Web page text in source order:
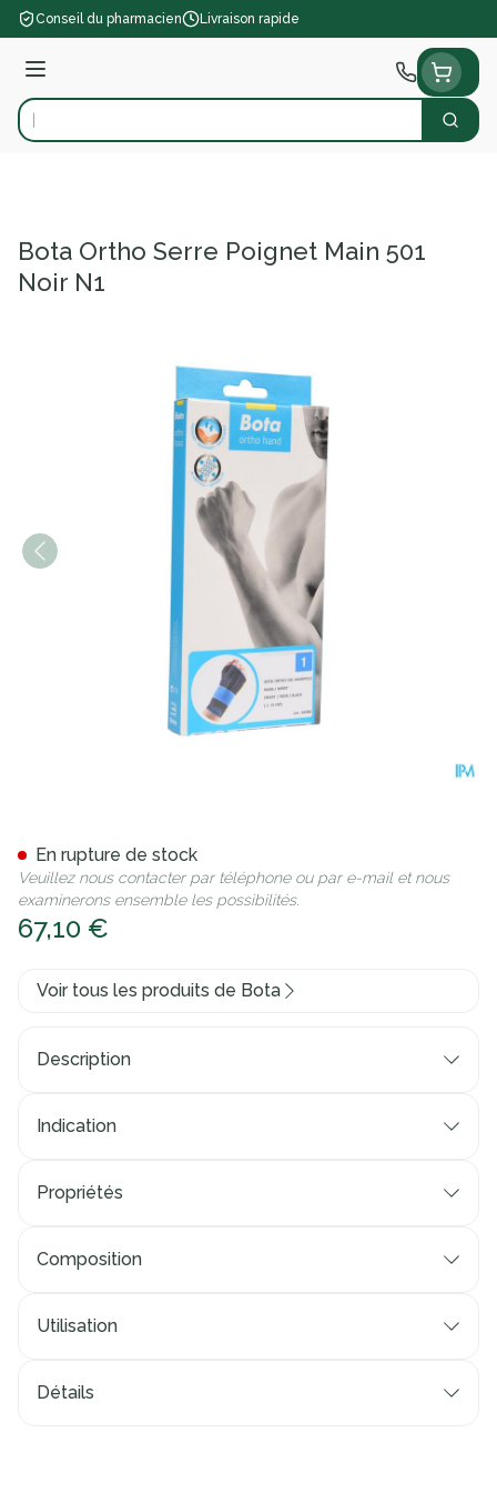
Aller au contenu
Conseil du pharmacien Livraison rapide
Menu
Rechercher
Bota Ortho Serre Poignet Main 501
Noir N1
67,10 €
En rupture de stock
Veuillez nous contacter par téléphone ou par e-mail et nous
examinerons ensemble les possibilités.
Voir tous les produits de Bota
Description
Indication
Propriétés
Composition
Utilisation
Détails